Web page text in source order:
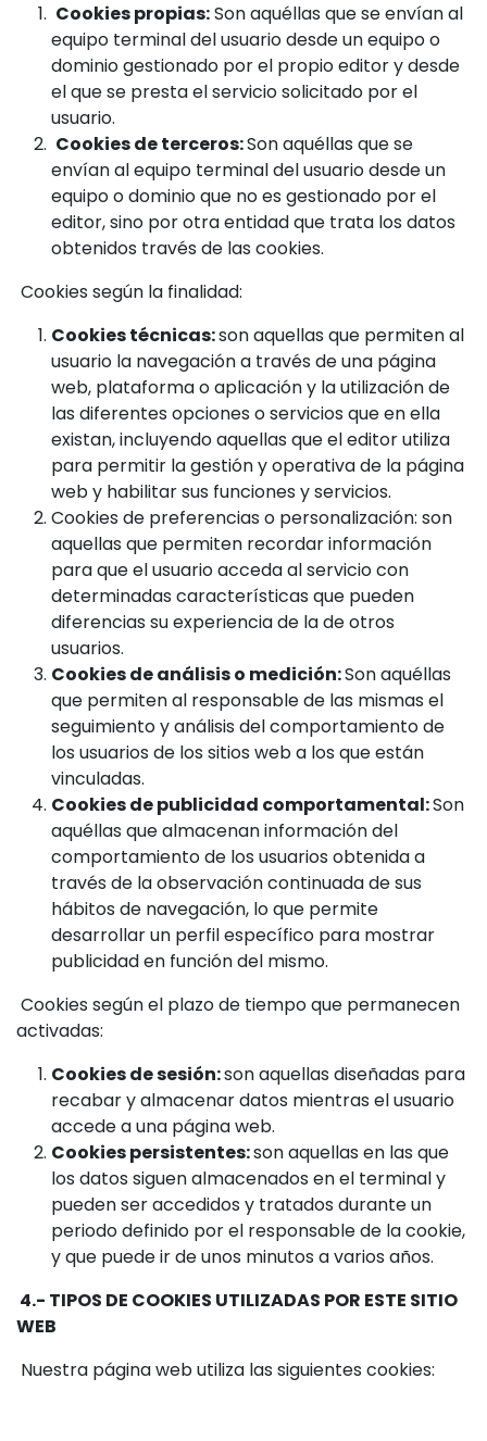
Cookies propias:Son aquéllas que se envían al
equipo terminal del usuario desde un equipo o
dominio gestionado por el propio editor y desde
el que se presta el servicio solicitado por el
usuario.
Cookies de terceros:Son aquéllas que se
envían al equipo terminal del usuario desde un
equipo o dominio que no es gestionado por el
editor, sino por otra entidad que trata los datos
obtenidos través de las cookies.
Cookies según la finalidad:
Cookies técnicas:son aquellas que permiten al
usuario la navegación a través de una página
web, plataforma o aplicación y la utilización de
las diferentes opciones o servicios que en ella
existan, incluyendo aquellas que el editor utiliza
para permitir la gestión y operativa de la página
web y habilitar sus funciones y servicios.
Cookies de preferencias o personalización: son
aquellas que permiten recordar información
para que el usuario acceda al servicio con
determinadas características que pueden
diferencias su experiencia de la de otros
usuarios.
Cookies de análisis o medición:Son aquéllas
que permiten al responsable de las mismas el
seguimiento y análisis del comportamiento de
los usuarios de los sitios web a los que están
vinculadas.
Cookies de publicidad comportamental:Son
aquéllas que almacenan información del
comportamiento de los usuarios obtenida a
través de la observación continuada de sus
hábitos de navegación, lo que permite
desarrollar un perfil específico para mostrar
publicidad en función del mismo.
Cookies según el plazo de tiempo que permanecen
activadas:
Cookies de sesión:son aquellas diseñadas para
recabar y almacenar datos mientras el usuario
accede a una página web.
Cookies persistentes:son aquellas en las que
los datos siguen almacenados en el terminal y
pueden ser accedidos y tratados durante un
periodo definido por el responsable de la cookie,
y que puede ir de unos minutos a varios años.
4.- TIPOS DE COOKIES UTILIZADAS POR ESTE SITIO
WEB
Nuestra página web utiliza las siguientes cookies: